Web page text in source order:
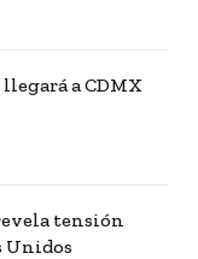
llegará a CDMX
tensión
Unidos